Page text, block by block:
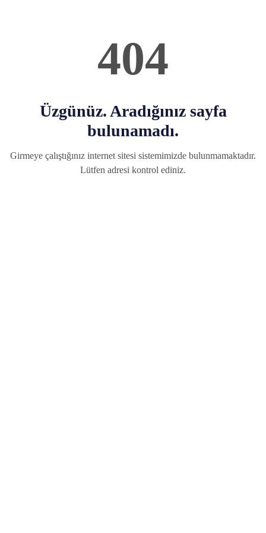
404
Üzgünüz. Aradığınız sayfa
bulunamadı.
Girmeye çalıştığınız internet sitesi sistemimizde bulunmamaktadır.
Lütfen adresi kontrol ediniz.